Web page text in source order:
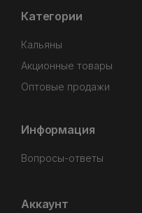
Категории
Кальяны
Акционные товары
Оптовые продажи
Информация
Вопросы-ответы
Аккаунт